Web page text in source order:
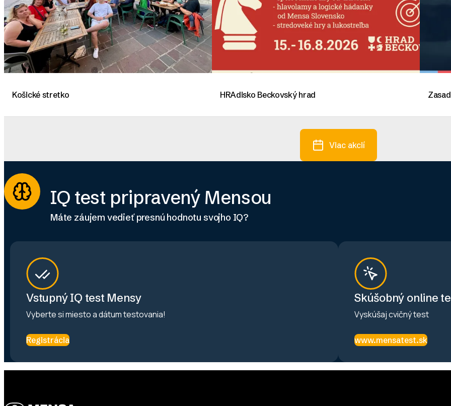
Košické stretko HRAdisko Beckovský hrad
Viac akcií
IQ test pripravený Mensou
Máte záujem vedieť presnú hodnotu svojho IQ?
Vstupný IQ test Mensy
Vyberte si miesto a dátum testovania!
Registrácia
Skúšobný online
Vyskúšaj cvičný test
www.mensatest.sk